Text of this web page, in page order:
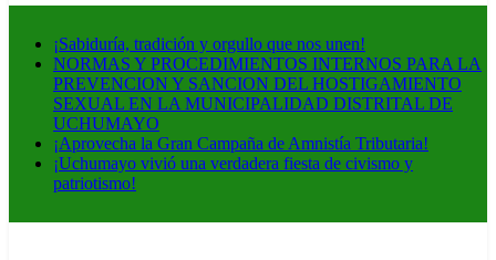
¡Sabiduría, tradición y orgullo que nos unen!
NORMAS Y PROCEDIMIENTOS INTERNOS PARA LA
PREVENCION Y SANCION DEL HOSTIGAMIENTO
SEXUAL EN LA MUNICIPALIDAD DISTRITAL DE
UCHUMAYO
¡Aprovecha la Gran Campaña de Amnistía Tributaria!
¡Uchumayo vivió una verdadera fiesta de civismo y
patriotismo!